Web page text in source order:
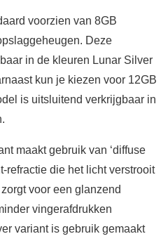
voorzien van 8GB
Deze
in de kleuren Lunar Silver
kun je kiezen voor 12GB
is uitsluitend verkrijgbaar in
maakt gebruik van ‘diffuse
refractie die het licht verstrooit
voor een glanzend
vingerafdrukken
variant is gebruik gemaakt